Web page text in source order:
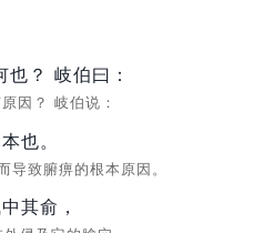
也？
因？
岐伯曰：
岐伯说：
也。
导致腑痹的根本原因。
其俞，